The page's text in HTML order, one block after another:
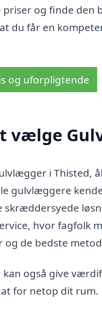
priser og finde
du får en
og uforpligtende
vælge
i Thisted,
gulvlæggere
hvor fagfolk
de bedste
også give
for netop dit